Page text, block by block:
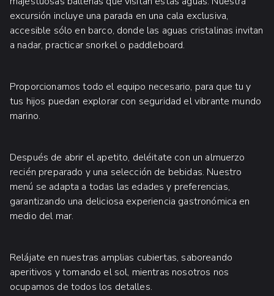
excursión incluye una parada en una cala exclusiva,
accesible sólo en barco, donde las aguas cristalinas invitan
a nadar, practicar snorkel o paddleboard.
Proporcionamos todo el equipo necesario, para que tu y
tus hijos puedan explorar con seguridad el vibrante mundo
marino.
Después de abrir el apetito, deléitate con un almuerzo
recién preparado y una selección de bebidas. Nuestro
menú se adapta a todas las edades y preferencias,
garantizando una deliciosa experiencia gastronómica en
medio del mar.
Relájate en nuestras amplias cubiertas, saboreando
aperitivos y tomando el sol, mientras nosotros nos
ocupamos de todos los detalles.